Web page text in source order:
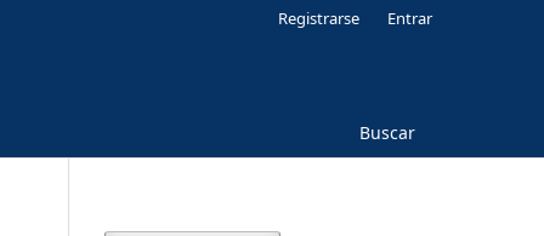
Buscar
Registrarse Entrar